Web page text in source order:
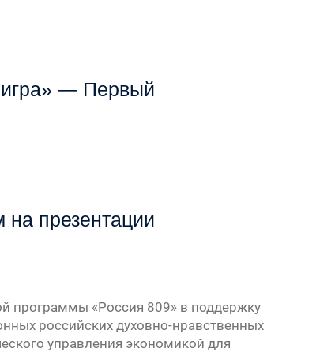
— Первый
презентации
программы «Россия 809» в поддержку
российских духовно-нравственных
управления экономикой для